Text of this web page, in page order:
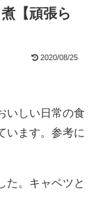
【頑張ら
2020/08/25
いしい日常の食
います。参考に
た。キャベツと